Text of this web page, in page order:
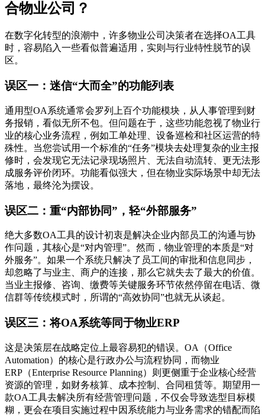
合物业公司？
在数字化转型的浪潮中，许多物业公司决策者在选择OA工具
时，容易陷入一些看似普遍适用，实则与行业特性脱节的误
区。
误区一：迷信“大而全”的功能列表
通用型OA系统通常会罗列上百个功能模块，从人事管理到财
务报销，看似无所不包。但问题在于，这些功能忽视了物业行
业的核心业务流程，例如工单处理、设备巡检和社区运营的特
殊性。当您尝试用一个标准的“任务”模块去处理复杂的业主报
修时，会发现它无法记录现场照片、无法自动流转、更无法形
成服务评价闭环。功能看似强大，但在物业实际场景中却无法
落地，最终沦为摆设。
误区二：重“内部协同”，轻“外部服务”
绝大多数OA工具的设计初衷是解决企业内部员工的沟通与协
作问题，其核心是“对内管理”。然而，物业管理的本质是“对
外服务”。如果一个系统只解决了员工间的审批和信息同步，
却忽略了与业主、商户的连接，那么它就失去了最大的价值。
当业主报修、咨询、缴费等关键服务环节依然停留在电话、微
信群等传统模式时，所谓的“高效协同”也就无从谈起。
误区三：将OA系统等同于物业ERP
这是决策层在战略定位上最容易犯的错误。OA（Office
Automation）的核心是行政办公与流程协同，而物业
ERP（Enterprise Resource Planning）则更侧重于企业核心经营
资源的管理，如财务核算、成本控制、合同租赁等。期望用一
款OA工具去解决所有经营管理问题，不仅会导致选型目标模
糊，更会在项目实施过程中因系统能力与业务需求的错配而陷